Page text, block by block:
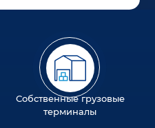
Собственные грузовые
терминалы